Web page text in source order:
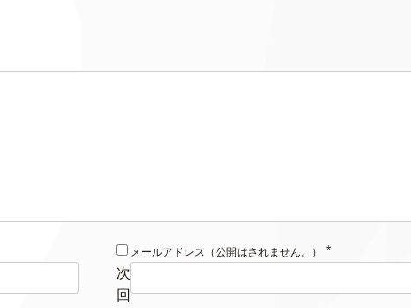
メールアドレス（公開はされません。）
*
次
回